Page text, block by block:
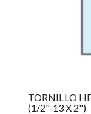
TORNILLO
(1/2"-13 X 2")